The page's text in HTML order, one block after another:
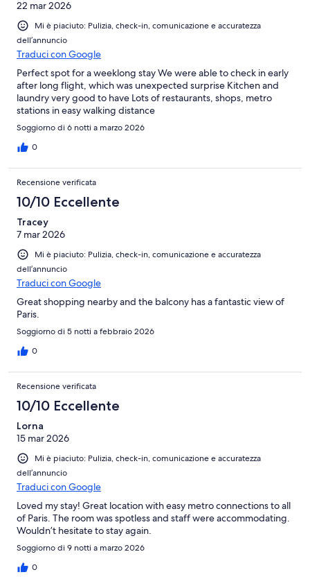
22 mar 2026
Mi è piaciuto: Pulizia, check-in, comunicazione e accuratezza
dell’annuncio
Traduci con Google
Perfect spot for a weeklong stay We were able to check in early
after long flight, which was unexpected surprise Kitchen and
laundry very good to have Lots of restaurants, shops, metro
stations in easy walking distance
Soggiorno di 6 notti a marzo 2026
0
Recensione verificata
10/10 Eccellente
Tracey
7 mar 2026
Mi è piaciuto: Pulizia, check-in, comunicazione e accuratezza
dell’annuncio
Traduci con Google
Great shopping nearby and the balcony has a fantastic view of
Paris.
Soggiorno di 5 notti a febbraio 2026
0
Recensione verificata
10/10 Eccellente
Lorna
15 mar 2026
Mi è piaciuto: Pulizia, check-in, comunicazione e accuratezza
dell’annuncio
Traduci con Google
Loved my stay! Great location with easy metro connections to all
of Paris. The room was spotless and staff were accommodating.
Wouldn’t hesitate to stay again.
Soggiorno di 9 notti a marzo 2026
0